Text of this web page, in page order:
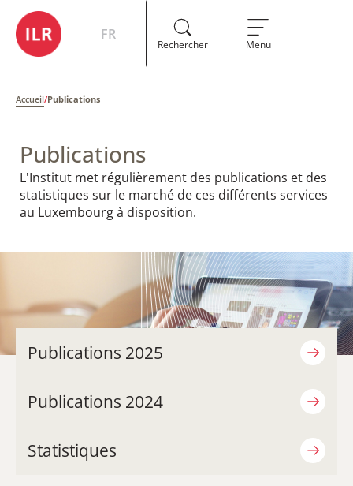
FR
Rechercher Menu
Accueil/Publications
Publications
​​L'Institut met régulièrement des publications et des
statistiques sur le marché de ces différents services
au Luxembourg à disposition.
Publications 2025
Publications 2024
Statistiques